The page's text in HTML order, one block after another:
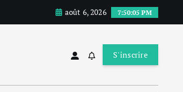
août 6, 2026 7:50:05 PM
S'inscrire